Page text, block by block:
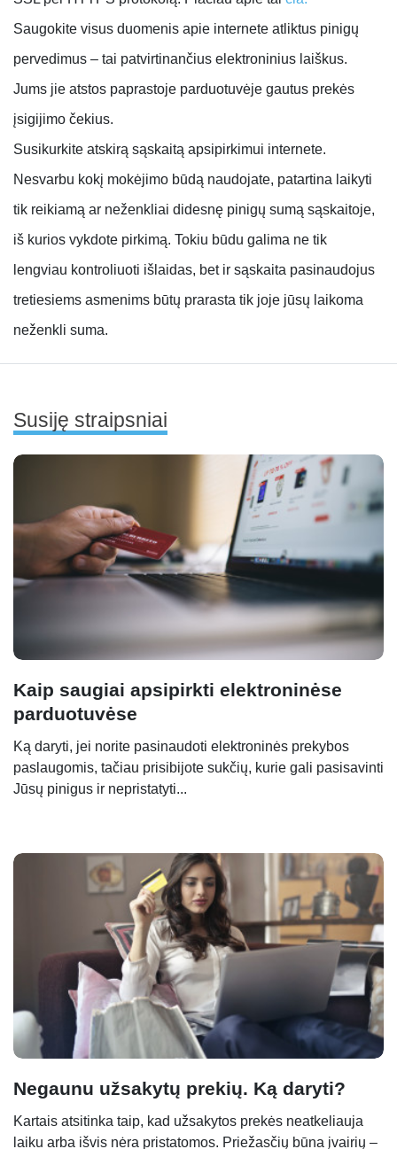
Saugokite visus duomenis apie internete atliktus pinigų
pervedimus – tai patvirtinančius elektroninius laiškus.
Jums jie atstos paprastoje parduotuvėje gautus prekės
įsigijimo čekius.
Susikurkite atskirą sąskaitą apsipirkimui internete.
Nesvarbu kokį mokėjimo būdą naudojate, patartina laikyti
tik reikiamą ar neženkliai didesnę pinigų sumą sąskaitoje,
iš kurios vykdote pirkimą. Tokiu būdu galima ne tik
lengviau kontroliuoti išlaidas, bet ir sąskaita pasinaudojus
tretiesiems asmenims būtų prarasta tik joje jūsų laikoma
neženkli suma.
Susiję straipsniai
Kaip saugiai apsipirkti elektroninėse
parduotuvėse
Ką daryti, jei norite pasinaudoti elektroninės prekybos
paslaugomis, tačiau prisibijote sukčių, kurie gali pasisavinti
Jūsų pinigus ir nepristatyti...
Negaunu užsakytų prekių. Ką daryti?
Kartais atsitinka taip, kad užsakytos prekės neatkeliauja
laiku arba išvis nėra pristatomos. Priežasčių būna įvairių –